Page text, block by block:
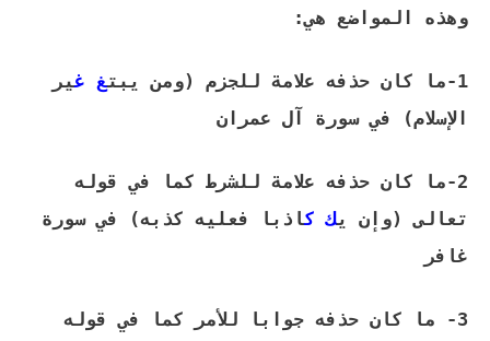
وهذه المواضع هي:
1-ما كان حذفه علامة للجزم (ومن يبتغ غير
الإسلام) في سورة آل عمران
2-ما كان حذفه علامة للشرط كما في قوله
تعالى (وإن
يك كاذبا فعليه كذبه) في سورة
غافر
3- ما كان حذفه جوابا للأمر كما في قوله